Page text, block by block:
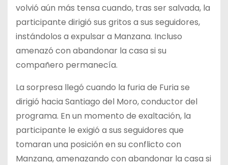
volvió aún más tensa cuando, tras ser salvada, la
participante dirigió sus gritos a sus seguidores,
instándolos a expulsar a Manzana. Incluso
amenazó con abandonar la casa si su
compañero permanecía.
La sorpresa llegó cuando la furia de Furia se
dirigió hacia Santiago del Moro, conductor del
programa. En un momento de exaltación, la
participante le exigió a sus seguidores que
tomaran una posición en su conflicto con
Manzana, amenazando con abandonar la casa si